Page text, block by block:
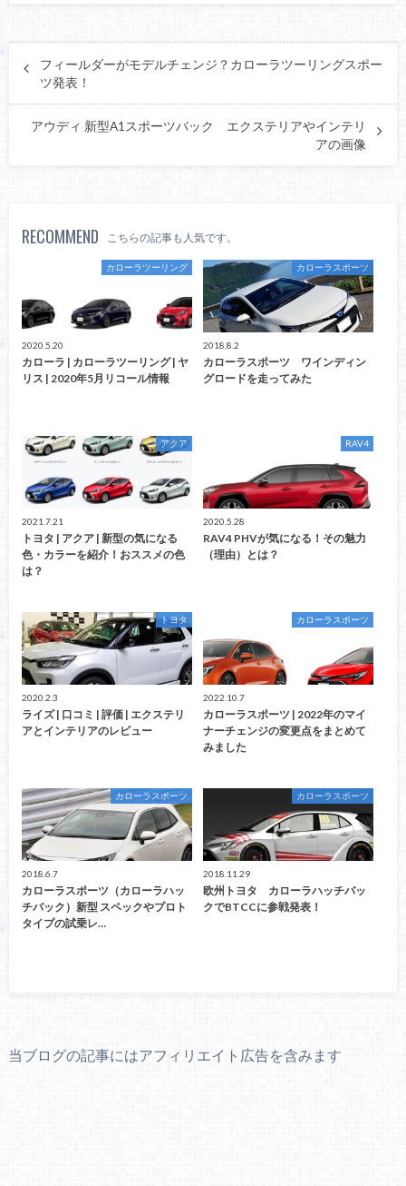
フィールダーがモデルチェンジ？カローラツーリングスポー
ツ発表！
アウディ 新型A1スポーツバック エクステリアやインテリ
アの画像
RECOMMEND こちらの記事も人気です。
カローラツーリング
2020.5.20
カローラ | カローラツーリング | ヤ
リス | 2020年5月リコール情報
カローラスポーツ
2018.8.2
カローラスポーツ ワインディン
グロードを走ってみた
アクア
2021.7.21
トヨタ | アクア | 新型の気になる
色・カラーを紹介！おススメの色
は？
RAV4
2020.5.28
RAV4 PHVが気になる！その魅力
（理由）とは？
トヨタ
2020.2.3
ライズ | 口コミ | 評価 | エクステリ
アとインテリアのレビュー
カローラスポーツ
2022.10.7
カローラスポーツ | 2022年のマイ
ナーチェンジの変更点をまとめて
みました
カローラスポーツ
2018.6.7
カローラスポーツ（カローラハッ
チバック）新型 スペックやプロト
タイプの試乗レ…
カローラスポーツ
2018.11.29
欧州トヨタ カローラハッチバッ
クでBTCCに参戦発表！
当ブログの記事にはアフィリエイト広告を含みます